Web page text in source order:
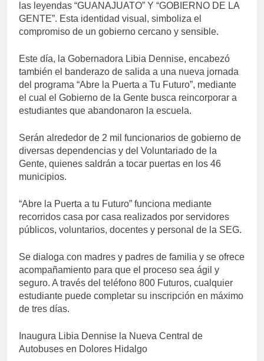
las leyendas “GUANAJUATO” Y “GOBIERNO DE LA
GENTE”. Esta identidad visual, simboliza el
compromiso de un gobierno cercano y sensible.
Este día, la Gobernadora Libia Dennise, encabezó
también el banderazo de salida a una nueva jornada
del programa “Abre la Puerta a Tu Futuro”, mediante
el cual el Gobierno de la Gente busca reincorporar a
estudiantes que abandonaron la escuela.
Serán alrededor de 2 mil funcionarios de gobierno de
diversas dependencias y del Voluntariado de la
Gente, quienes saldrán a tocar puertas en los 46
municipios.
“Abre la Puerta a tu Futuro” funciona mediante
recorridos casa por casa realizados por servidores
públicos, voluntarios, docentes y personal de la SEG.
Se dialoga con madres y padres de familia y se ofrece
acompañamiento para que el proceso sea ágil y
seguro. A través del teléfono 800 Futuros, cualquier
estudiante puede completar su inscripción en máximo
de tres días.
Inaugura Libia Dennise la Nueva Central de
Autobuses en Dolores Hidalgo